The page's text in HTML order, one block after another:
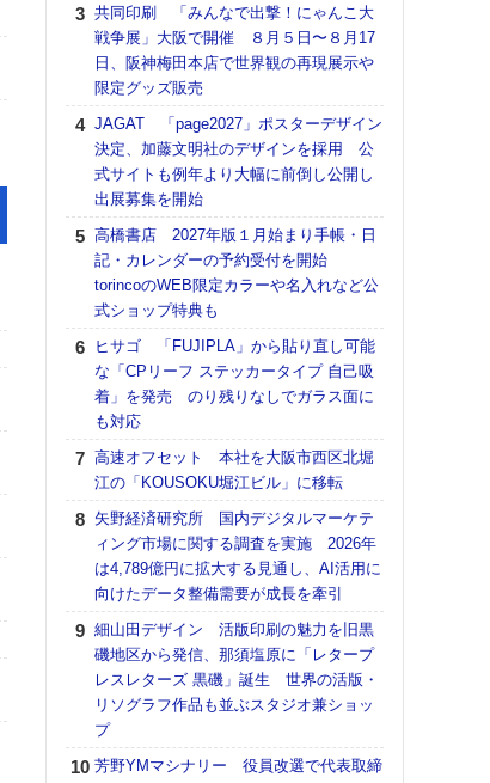
共同印刷 「みんなで出撃！にゃんこ大
戦争展」大阪で開催 ８月５日〜８月17
日、阪神梅田本店で世界観の再現展示や
限定グッズ販売
JAGAT 「page2027」ポスターデザイン
決定、加藤文明社のデザインを採用 公
式サイトも例年より大幅に前倒し公開し
出展募集を開始
高橋書店 2027年版１月始まり手帳・日
記・カレンダーの予約受付を開始
torincoのWEB限定カラーや名入れなど公
式ショップ特典も
ヒサゴ 「FUJIPLA」から貼り直し可能
な「CPリーフ ステッカータイプ 自己吸
着」を発売 のり残りなしでガラス面に
も対応
高速オフセット 本社を大阪市西区北堀
江の「KOUSOKU堀江ビル」に移転
矢野経済研究所 国内デジタルマーケテ
ィング市場に関する調査を実施 2026年
は4,789億円に拡大する見通し、AI活用に
向けたデータ整備需要が成長を牽引
細山田デザイン 活版印刷の魅力を旧黒
磯地区から発信、那須塩原に「レタープ
レスレターズ 黒磯」誕生 世界の活版・
リソグラフ作品も並ぶスタジオ兼ショッ
プ
芳野YMマシナリー 役員改選で代表取締